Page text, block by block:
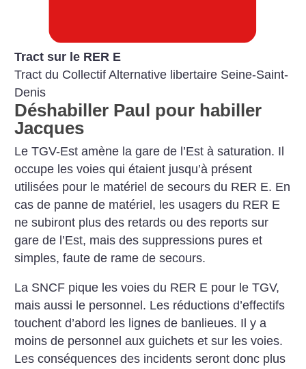
Tract sur le RER E
Tract du Collectif Alternative libertaire Seine-Saint-
Denis
Déshabiller Paul pour habiller
Jacques
Le TGV-Est amène la gare de l’Est à saturation. Il
occupe les voies qui étaient jusqu’à présent
utilisées pour le matériel de secours du RER E. En
cas de panne de matériel, les usagers du RER E
ne subiront plus des retards ou des reports sur
gare de l’Est, mais des suppressions pures et
simples, faute de rame de secours.
La SNCF pique les voies du RER E pour le TGV,
mais aussi le personnel. Les réductions d’effectifs
touchent d’abord les lignes de banlieues. Il y a
moins de personnel aux guichets et sur les voies.
Les conséquences des incidents seront donc plus